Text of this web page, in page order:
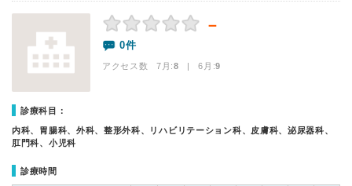
－
0件
アクセス数 7月:8 | 6月:9
診療科目：
内科、胃腸科、外科、整形外科、リハビリテーション科、皮膚科、泌尿器科、
肛門科、小児科
診療時間